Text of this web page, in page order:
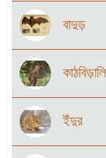
বাদুড়
কাঠবিড়ালি
ইঁদুর